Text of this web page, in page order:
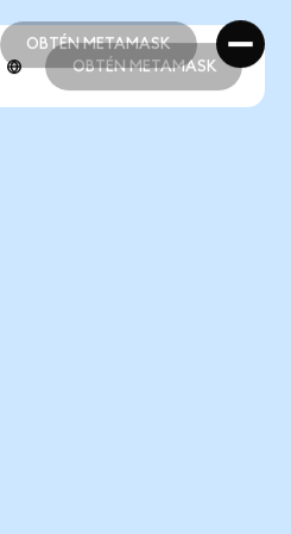
OBTÉN METAMASK
OBTÉN METAMASK
OBTÉN METAMASK